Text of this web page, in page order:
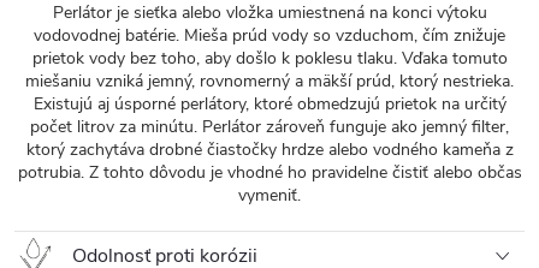
Perlátor je sieťka alebo vložka umiestnená na konci výtoku
vodovodnej batérie. Mieša prúd vody so vzduchom, čím znižuje
prietok vody bez toho, aby došlo k poklesu tlaku. Vďaka tomuto
miešaniu vzniká jemný, rovnomerný a mäkší prúd, ktorý nestrieka.
Existujú aj úsporné perlátory, ktoré obmedzujú prietok na určitý
počet litrov za minútu. Perlátor zároveň funguje ako jemný filter,
ktorý zachytáva drobné čiastočky hrdze alebo vodného kameňa z
potrubia. Z tohto dôvodu je vhodné ho pravidelne čistiť alebo občas
vymeniť.
Odolnosť proti korózii